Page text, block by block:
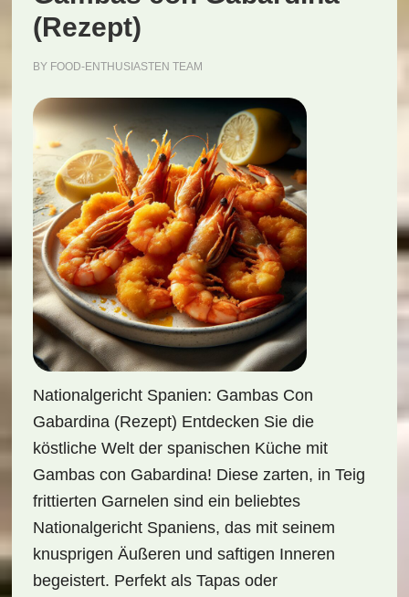
(Rezept)
BY FOOD-ENTHUSIASTEN TEAM
Nationalgericht Spanien: Gambas Con
Gabardina (Rezept) Entdecken Sie die
köstliche Welt der spanischen Küche mit
Gambas con Gabardina! Diese zarten, in Teig
frittierten Garnelen sind ein beliebtes
Nationalgericht Spaniens, das mit seinem
knusprigen Äußeren und saftigen Inneren
begeistert. Perfekt als Tapas oder